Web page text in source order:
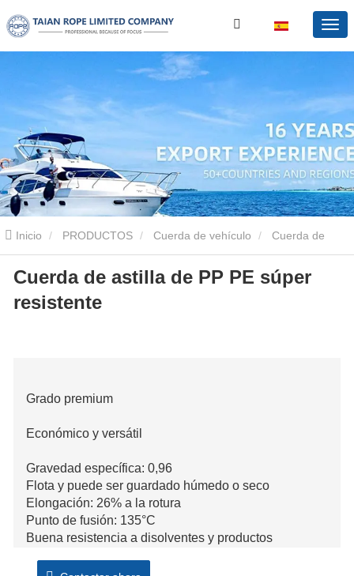
Inicio PRODUCTOS Cuerda de vehículo Cuerda de
plata Cuerda de astilla de PP PE súper resistente
Cuerda de astilla de PP PE súper
resistente
Grado premium
Económico y versátil
Gravedad específica: 0,96
Flota y puede ser guardado húmedo o ​​seco
Elongación: 26% a la rotura
Punto de fusión: 135°C
Buena resistencia a disolventes y productos
Uso para pesca, marina, acuicultura.